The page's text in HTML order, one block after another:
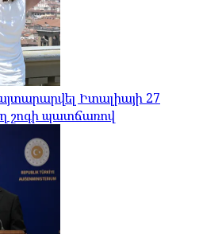
Իտալիայի 27
շոգի պատճառով